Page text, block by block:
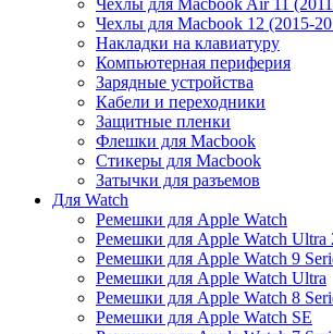
Чехлы для Macbook Air 11
Чехлы для Macbook 12 (2015-
Накладки на клавиатуру
Компьютерная периферия
Зарядные устройства
Кабели и переходники
Защитные пленки
Флешки для Macbook
Стикеры для Macbook
Затычки для разъемов
Для Watch
Ремешки для Apple Watch
Ремешки для Apple Watch Ultra
Ремешки для Apple Watch 9
Ремешки для Apple Watch Ultra
Ремешки для Apple Watch 8
Ремешки для Apple Watch SE